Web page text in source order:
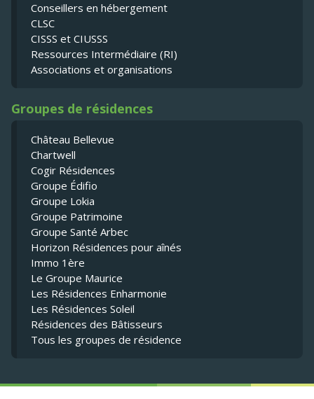
Conseillers en hébergement
CLSC
CISSS et CIUSSS
Ressources Intermédiaire (RI)
Associations et organisations
Groupes de résidences
Château Bellevue
Chartwell
Cogir Résidences
Groupe Édifio
Groupe Lokia
Groupe Patrimoine
Groupe Santé Arbec
Horizon Résidences pour aînés
Immo 1ère
Le Groupe Maurice
Les Résidences Enharmonie
Les Résidences Soleil
Résidences des Bâtisseurs
Tous les groupes de résidence